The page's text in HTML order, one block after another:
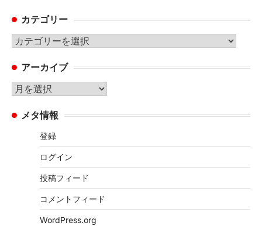
カテゴリー
カ
ゴ
リ
ー
アーカイブ
ア
カ メタ情報
登録
ログイン
投稿フィード
コメントフィード
WordPress.org